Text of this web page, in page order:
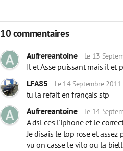
10 commentaires
Aufrereantoine Le 13
Il et Asse puissant mais il et
LFA85
Le 14 Septembre
tu la refait en français stp
Aufrereantoine
Le 14
A dsl ces l'iphone et le
Je disais le top rose et
vu on casse le vilo ou la